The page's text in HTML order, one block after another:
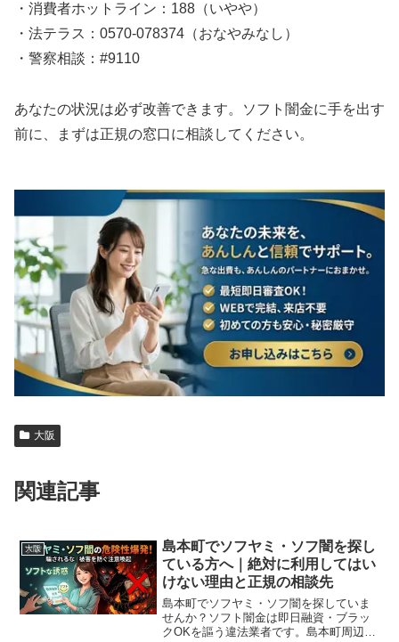
・消費者ホットライン：188（いやや）
・法テラス：0570-078374（おなやみなし）
・警察相談：#9110
あなたの状況は必ず改善できます。ソフト闇金に手を出す
前に、まずは正規の窓口に相談してください。
大阪
関連記事
大阪
島本町でソフヤミ・ソフ闇を探し
ている方へ｜絶対に利用してはい
けない理由と正規の相談先
島本町でソフヤミ・ソフ闇を探していま
せんか？ソフト闇金は即日融資・ブラッ
クOKを謳う違法業者です。島本町周辺で